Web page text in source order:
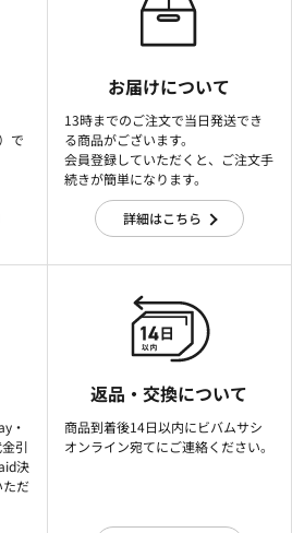
で
お届けについて
13時までのご注文で当日発送でき
る商品がございます。
会員登録していただくと、ご注文手
続きが簡単になります。
詳細はこちら
・
引
決
ただ
返品・交換について
商品到着後14日以内にビバムサシ
オンライン宛てにご連絡ください。